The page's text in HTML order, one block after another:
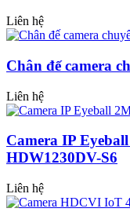
Liên hệ
Chân đế camera
Liên hệ
Camera IP
HDW1230DV-S6
Liên hệ